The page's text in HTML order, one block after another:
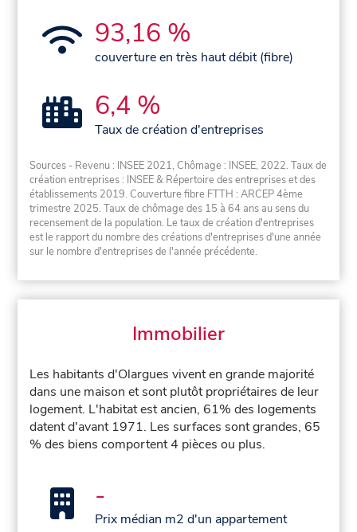
93,16 %
couverture en très haut débit (fibre)
6,4 %
Taux de création d'entreprises
Sources - Revenu : INSEE 2021, Chômage : INSEE, 2022. Taux de
création entreprises : INSEE & Répertoire des entreprises et des
établissements 2019. Couverture fibre FTTH : ARCEP 4ème
trimestre 2025. Taux de chômage des 15 à 64 ans au sens du
recensement de la population. Le taux de création d'entreprises
est le rapport du nombre des créations d'entreprises d'une année
sur le nombre d'entreprises de l'année précédente.
Immobilier
Les habitants d'Olargues vivent en grande majorité
dans une maison et sont plutôt propriétaires de leur
logement. L'habitat est ancien, 61% des logements
datent d'avant 1971. Les surfaces sont grandes, 65
% des biens comportent 4 pièces ou plus.
-
Prix médian m2 d'un appartement